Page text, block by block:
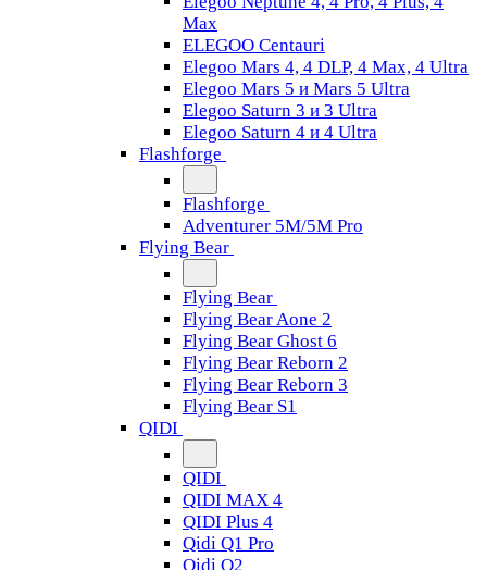
Max
ELEGOO Centauri
Elegoo Mars 4, 4 DLP, 4 Max, 4 Ultra
Elegoo Mars 5 и Mars 5 Ultra
Elegoo Saturn 3 и 3 Ultra
Elegoo Saturn 4 и 4 Ultra
Flashforge
Flashforge
Adventurer 5M/5M Pro
Flying Bear
Flying Bear
Flying Bear Aone 2
Flying Bear Ghost 6
Flying Bear Reborn 2
Flying Bear Reborn 3
Flying Bear S1
QIDI
QIDI
QIDI MAX 4
QIDI Plus 4
Qidi Q1 Pro
Qidi Q2